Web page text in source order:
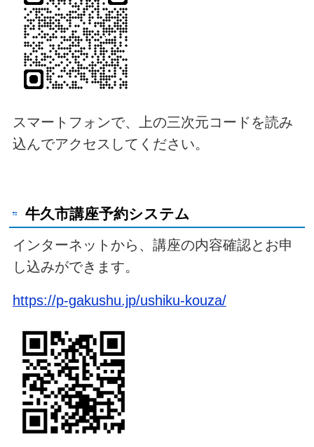
スマートフォンで、上の三次元コードを読み
込んでアクセスしてください。
牛久市講座予約システム
インターネットから、講座の内容確認とお申
し込みができます。
https://p-gakushu.jp/ushiku-kouza/